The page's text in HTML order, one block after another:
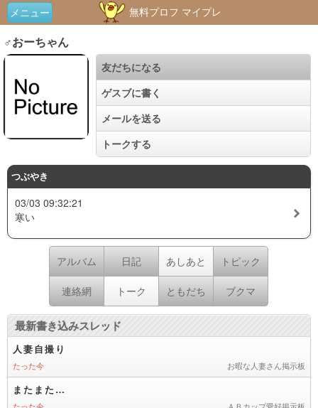
メニュー 無料プロフ マイプレ
♂おーちゃん
友だちになる
ゲスブに書く
メールを送る
トークする
つぶやき
03/03 09:32:21
寒い
アルバム 日記 あしあと トピック
連絡網 トーク ともだち ブクマ